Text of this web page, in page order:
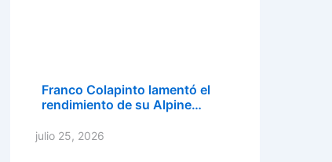
Franco Colapinto lamentó el
rendimiento de su Alpine…
julio 25, 2026